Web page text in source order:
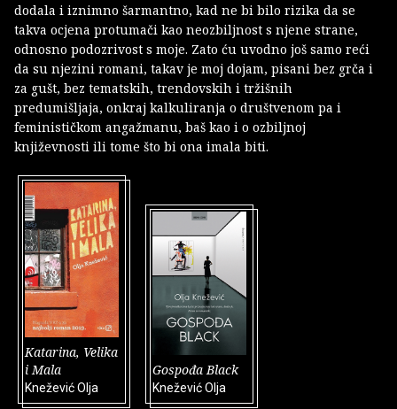
dodala i iznimno šarmantno, kad ne bi bilo rizika da se
takva ocjena protumači kao neozbiljnost s njene strane,
odnosno podozrivost s moje. Zato ću uvodno još samo reći
da su njezini romani, takav je moj dojam, pisani bez grča i
za gušt, bez tematskih, trendovskih i tržišnih
predumišljaja, onkraj kalkuliranja o društvenom pa i
feminističkom angažmanu, baš kao i o ozbiljnoj
književnosti ili tome što bi ona imala biti.
Katarina, Velika
i Mala
Knežević Olja
Gospođa Black
Knežević Olja